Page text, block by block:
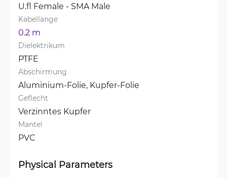
U.fl Female - SMA Male
Kabellänge
0.2 m
Dielektrikum
PTFE
Abschirmung
Aluminium-Folie, Kupfer-Folie
Geflecht
Verzinntes Kupfer
Mantel
PVC
Physical Parameters